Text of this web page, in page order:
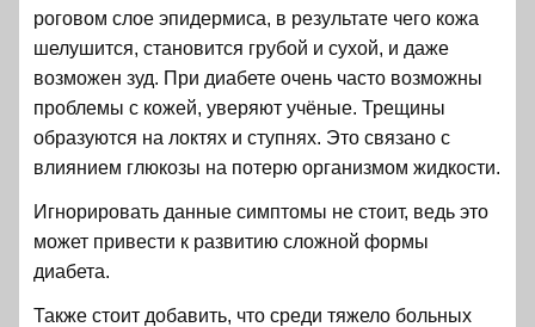
роговом слое эпидермиса, в результате чего кожа
шелушится, становится грубой и сухой, и даже
возможен зуд. При диабете очень часто возможны
проблемы с кожей, уверяют учёные. Трещины
образуются на локтях и ступнях. Это связано с
влиянием глюкозы на потерю организмом жидкости.
Игнорировать данные симптомы не стоит, ведь это
может привести к развитию сложной формы
диабета.
Также стоит добавить, что среди тяжело больных